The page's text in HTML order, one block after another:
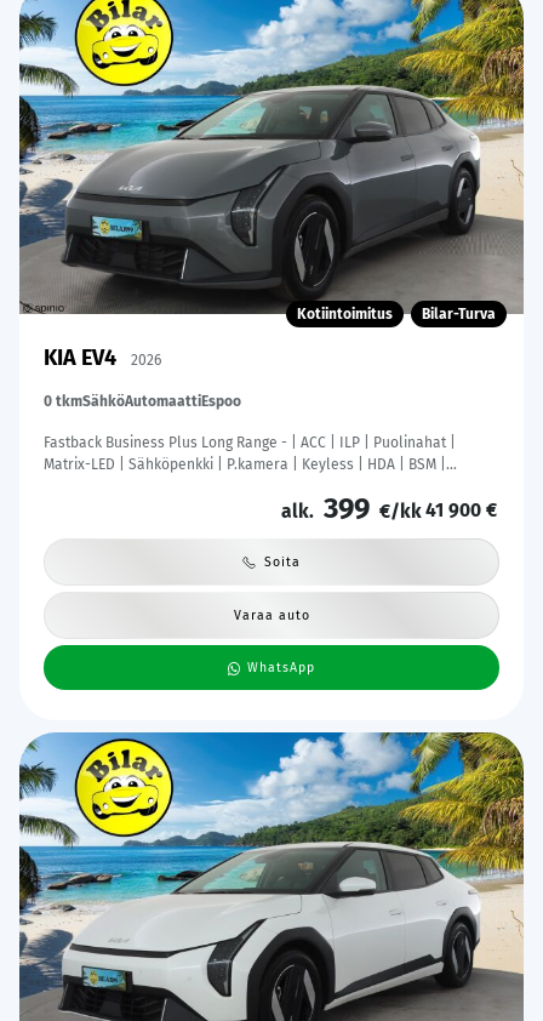
Kotiintoimitus Bilar-Turva
KIA EV4 2026
0 tkmSähköAutomaattiEspoo
Fastback Business Plus Long Range - | ACC | ILP | Puolinahat |
Matrix-LED | Sähköpenkki | P.kamera | Keyless | HDA | BSM |
alk. 399 €/kk41 900 €
Soita
Varaa auto
WhatsApp